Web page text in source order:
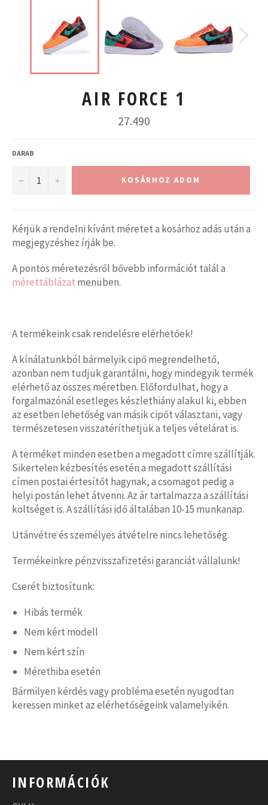
AIR FORCE 1
Normál
ár
27.490
DARAB
− + KOSÁRHOZ ADOM
Kérjük a rendelni kívánt méretet a kosárhoz adás után a
megjegyzéshez írják be.
A pontos méretezésről bővebb információt talál a
mérettáblázat menüben.
A termékeink csak rendelésre elérhetőek!
A kínálatunkból bármelyik cipő megrendelhető,
azonban nem tudjuk garantálni, hogy mindegyik termék
elérhető az összes méretben. Előfordulhat, hogy a
forgalmazónál esetleges készlethiány alakul ki, ebben
az esetben lehetőség van másik cipőt választani, vagy
természetesen visszatéríthetjük a teljes vételárat is.
A terméket minden esetben a megadott címre szállítják.
Sikertelen kézbesítés esetén a megadott szállítási
címen postai értesítőt hagynak, a csomagot pedig a
helyi postán lehet átvenni. Az ár tartalmazza a szállítási
költséget is. A szállítási idő általában 10-15 munkanap.
Utánvétre és személyes átvételre nincs lehetőség.
Termékeinkre pénzvisszafizetési garanciát vállalunk!
Cserét biztosítunk:
Hibás termék
Nem kért modell
Nem kért szín
Mérethiba esetén
Bármilyen kérdés vagy probléma esetén nyugodtan
keressen minket az elérhetőségeink valamelyikén.
INFORMÁCIÓK